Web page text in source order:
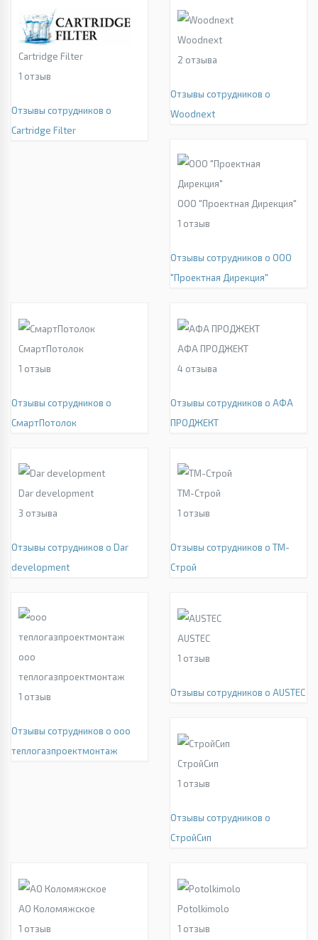
Cartridge Filter
1 отзыв
Отзывы сотрудников о
Cartridge Filter
Woodnext
2 отзыва
Отзывы сотрудников о
Woodnext
ООО "Проектная Дирекция"
1 отзыв
Отзывы сотрудников о ООО
"Проектная Дирекция"
СмартПотолок
1 отзыв
Отзывы сотрудников о
СмартПотолок
АФА ПРОДЖЕКТ
4 отзыва
Отзывы сотрудников о АФА
ПРОДЖЕКТ
Dar development
3 отзыва
Отзывы сотрудников о Dar
development
ТМ-Строй
1 отзыв
Отзывы сотрудников о ТМ-
Строй
ооо
теплогазпроектмонтаж
1 отзыв
Отзывы сотрудников о ооо
теплогазпроектмонтаж
AUSTEC
1 отзыв
Отзывы сотрудников о AUSTEC
СтройСип
1 отзыв
Отзывы сотрудников о
СтройСип
АО Коломяжское
1 отзыв
Potolkimolo
1 отзыв